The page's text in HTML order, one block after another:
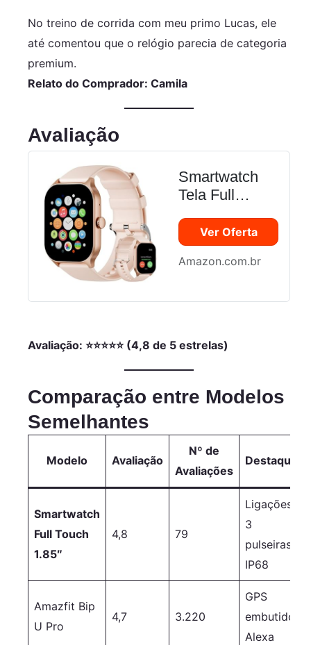
No treino de corrida com meu primo Lucas, ele
até comentou que o relógio parecia de categoria
premium.
Relato do Comprador: Camila
Avaliação
Smartwatch
Tela Full
Resistente à
Água IP68,
Compatível
Android, 120+
Esportivos,
Voz, Faz e
Recebe
Ver Oferta
Amazon.com.br
Avaliação: ⭐⭐⭐⭐⭐ (4,8 de 5 estrelas)
Comparação entre Modelos
Semelhantes
Modelo Avaliação
Nº de
Avaliações
Destaques
Smartwatch
Full Touch
1.85″
4,8 79
Ligações,
3
pulseiras,
IP68
Amazfit Bip
U Pro
4,7 3.220
GPS
embutido,
Alexa